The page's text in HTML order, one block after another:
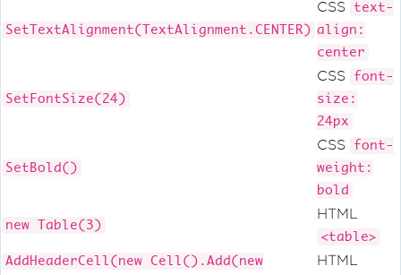
SetTextAlignment(TextAlignment.CENTER)
CSS text-
align:
center
SetFontSize(24)
CSS
font-
size:
24px
SetBold()
CSS
font-
weight:
bold
new Table(3)
HTML
<table>
AddHeaderCell(new Cell().Add(new
HTML